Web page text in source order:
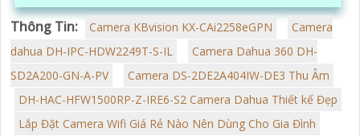
Thông Tin: Camera KBvision KX-CAi2258eGPN
Camera
dahua DH-IPC-HDW2249T-S-IL
Camera Dahua 360 DH-
SD2A200-GN-A-PV
Camera DS-2DE2A404IW-DE3 Thu Âm
DH-HAC-HFW1500RP-Z-IRE6-S2 Camera Dahua Thiết kế Đẹp
Lắp Đặt Camera Wifi Giá Rẻ Nào Nên Dùng Cho Gia Đình